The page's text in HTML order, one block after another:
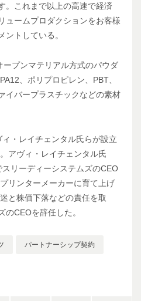
。これまで以上の高速で経済
ュームプロダクションをお客様
ントしている。
ープンマテリアル方式のパウダ
、ポリプロピレン、PBT、
イバープラスチックなどの素材
・レイチェンタル氏らが設立
アヴィ・レイチェンタル氏
リーディーシステムズのCEO
リンターメーカーに育て上げ
と株価下落などの責任を取
のCEOを辞任した。
パートナーシップ契約